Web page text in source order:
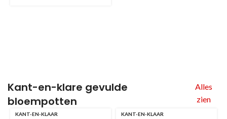
Kant-en-klare gevulde
bloempotten
Alles
zien
KANT-EN-KLAAR KANT-EN-KLAAR